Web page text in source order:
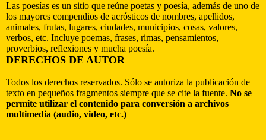
Las poesías es un sitio que reúne poetas y poesía, además de uno de
los mayores compendios de acrósticos de nombres, apellidos,
animales, frutas, lugares, ciudades, municipios, cosas, valores,
verbos, etc. Incluye poemas, frases, rimas, pensamientos,
proverbios, reflexiones y mucha poesía.
DERECHOS DE AUTOR
Todos los derechos reservados. Sólo se autoriza la publicación de
texto en pequeños fragmentos siempre que se cite la fuente. No se
permite utilizar el contenido para conversión a archivos
multimedia (audio, video, etc.)